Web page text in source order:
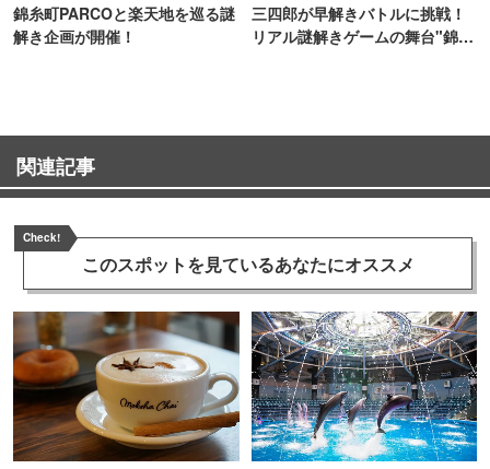
錦糸町PARCOと楽天地を巡る謎
解き企画が開催！
三四郎が早解きバトルに挑戦！
リアル謎解きゲームの舞台"錦糸
関連記事
Check!
このスポットを見ているあなたにオススメ